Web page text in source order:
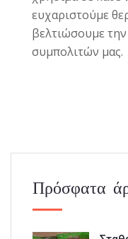
ευχαριστούμε
βελτιώσουμε
συμπολιτών μας.
Πρόσφατα